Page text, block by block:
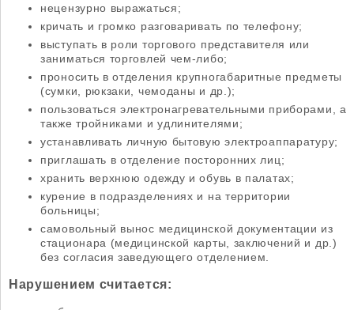
нецензурно выражаться;
кричать и громко разговаривать по телефону;
выступать в роли торгового представителя или
заниматься торговлей чем-либо;
проносить в отделения крупногабаритные предметы
(сумки, рюкзаки, чемоданы и др.);
пользоваться электронагревательными приборами, а
также тройниками и удлинителями;
устанавливать личную бытовую электроаппаратуру;
приглашать в отделение посторонних лиц;
хранить верхнюю одежду и обувь в палатах;
курение в подразделениях и на территории
больницы;
самовольный вынос медицинской документации из
стационара (медицинской карты, заключений и др.)
без согласия заведующего отделением.
Нарушением считается: